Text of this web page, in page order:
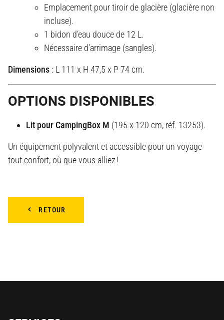
Emplacement pour tiroir de glacière (glacière non
incluse).
1 bidon d’eau douce de 12 L.
Nécessaire d’arrimage (sangles).
Dimensions : L 111 x H 47,5 x P 74 cm.
OPTIONS DISPONIBLES
Lit pour CampingBox M (195 x 120 cm, réf. 13253).
Un équipement polyvalent et accessible pour un voyage
tout confort, où que vous alliez !
RETOUR